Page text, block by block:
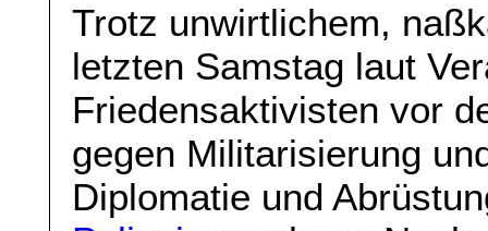
Trotz unwirtlichem,
letzten Samstag laut
Friedensaktivisten vor
gegen Militarisierung
Diplomatie und